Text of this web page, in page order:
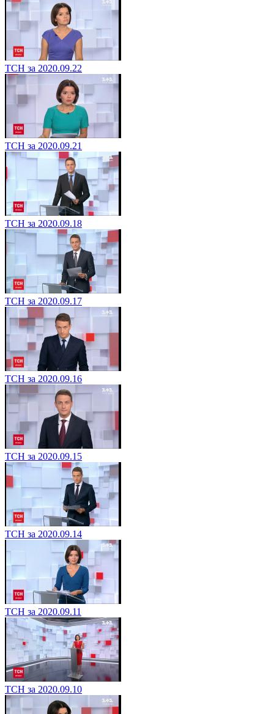
ТСН за 2020.09.22
ТСН за 2020.09.21
ТСН за 2020.09.18
ТСН за 2020.09.17
ТСН за 2020.09.16
ТСН за 2020.09.15
ТСН за 2020.09.14
ТСН за 2020.09.11
ТСН за 2020.09.10